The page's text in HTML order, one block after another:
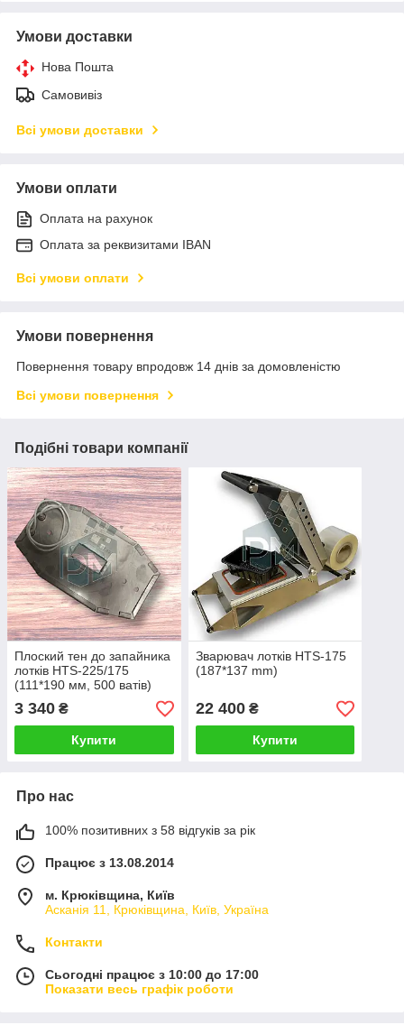
Умови доставки
Нова Пошта
Самовивіз
Всі умови доставки
Умови оплати
Оплата на рахунок
Оплата за реквизитами IBAN
Всі умови оплати
Умови повернення
Повернення товару впродовж 14 днів за домовленістю
Всі умови повернення
Подібні товари компанії
Плоский тен до запайника
лотків HTS-225/175
(111*190 мм, 500 ватів)
3 340 ₴
Купити
Зварювач лотків HTS-175
(187*137 mm)
22 400₴
Купити
Про нас
100% позитивних з 58 відгуків за рік
Працює з 13.08.2014
м. Крюківщина, Київ
Асканія 11, Крюківщина, Київ, Україна
Контакти
Сьогодні працює з 10:00 до 17:00
Показати весь графік роботи